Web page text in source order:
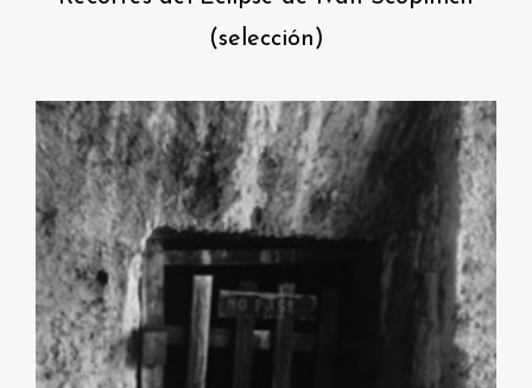
(selección)